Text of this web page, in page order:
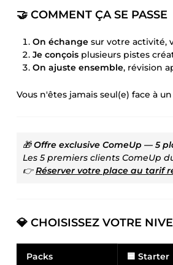
🤝 COMMENT ÇA SE PASSE
On échange sur votre activité,
Je conçois plusieurs pistes
On ajuste ensemble, révision
Vous n'êtes jamais seul(e) face à
🎁Offre exclusive ComeUp — 5
Les 5 premiers clients ComeUp
👉Réserver votre place au tarif
💎 CHOISISSEZ VOTRE
Packs 🟦 Starter